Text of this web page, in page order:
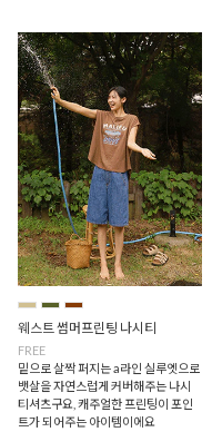
웨스트 썸머프린팅 나시티
FREE
밑으로 살짝 퍼지는 a라인 실루엣으로
뱃살을 자연스럽게 커버해주는 나시
티셔츠구요, 캐주얼한 프린팅이 포인
트가 되어주는 아이템이에요